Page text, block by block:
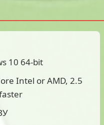
10 64-bit
Intel or AMD, 2.5